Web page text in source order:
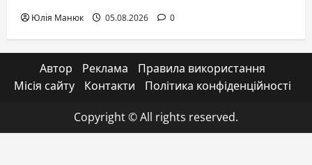
Юлія Манюк 05.08.2026 0
Автор Реклама
Правила використання
Місія сайту
Контакти Політика конфіденційності
Copyright © All rights reserved.